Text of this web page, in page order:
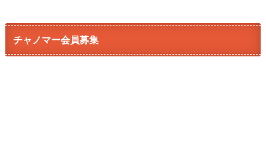
チャノマー会員募集